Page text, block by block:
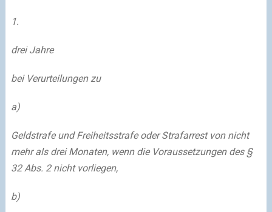
1.
drei Jahre
bei Verurteilungen zu
a)
Geldstrafe und Freiheitsstrafe oder Strafarrest von nicht
mehr als drei Monaten, wenn die Voraussetzungen des §
32 Abs. 2 nicht vorliegen,
b)